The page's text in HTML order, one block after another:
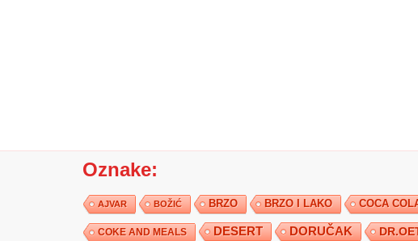
Oznake:
AJVAR BOŽIĆ BRZO BRZO I LAKO COCA
COKE AND MEALS DESERT DORUČAK